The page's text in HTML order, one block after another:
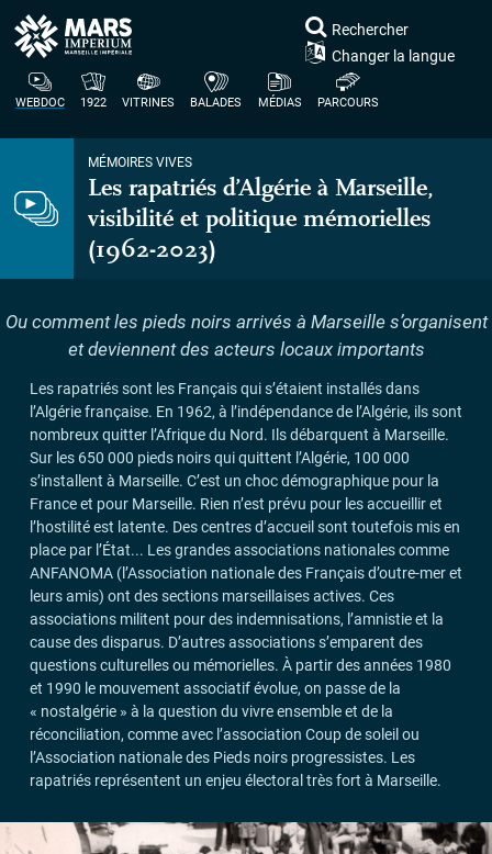
WEBDOC 1922 VITRINES BALADES MÉDIAS PARCOURS
Rechercher
Changer la langue
MÉMOIRES VIVES
Les rapatriés d’Algérie à Marseille,
visibilité et politique mémorielles
(1962-2023)
Ou comment les pieds noirs arrivés à Marseille s’organisent
et deviennent des acteurs locaux importants
Les rapatriés sont les Français qui s’étaient installés dans
l’Algérie française. En 1962, à l’indépendance de l’Algérie, ils sont
nombreux quitter l’Afrique du Nord. Ils débarquent à Marseille.
Sur les 650 000 pieds noirs qui quittent l’Algérie, 100 000
s’installent à Marseille. C’est un choc démographique pour la
France et pour Marseille. Rien n’est prévu pour les accueillir et
l’hostilité est latente. Des centres d’accueil sont toutefois mis en
place par l’État... Les grandes associations nationales comme
ANFANOMA(l’Association nationale des Français d’outre-mer et
leurs amis) ont des sections marseillaises actives. Ces
associations militent pour des indemnisations, l’amnistie et la
cause des disparus. D’autres associations s’emparent des
questions culturelles ou mémorielles. À partir des années 1980
et 1990 le mouvement associatif évolue, on passe de la
« nostalgérie » à la question du vivre ensemble et de la
réconciliation, comme avec l’association Coup de soleil ou
l’Association nationale des Pieds noirs progressistes. Les
rapatriés représentent un enjeu électoral très fort à Marseille.